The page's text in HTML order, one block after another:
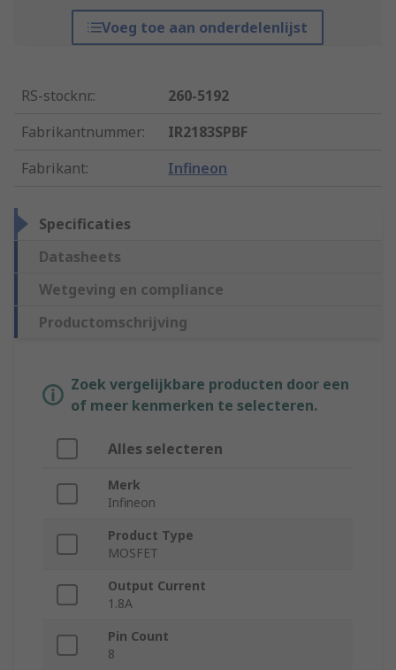
Voeg toe aan onderdelenlijst
RS-stocknr.:
260-5192
Fabrikantnummer:
IR2183SPBF
Fabrikant: Infineon
Specificaties
Datasheets
Wetgeving en compliance
Productomschrijving
Zoek vergelijkbare producten door een
of meer kenmerken te selecteren.
Alles selecteren
Merk
Infineon
Product Type
MOSFET
Output Current
1.8A
Pin Count
8